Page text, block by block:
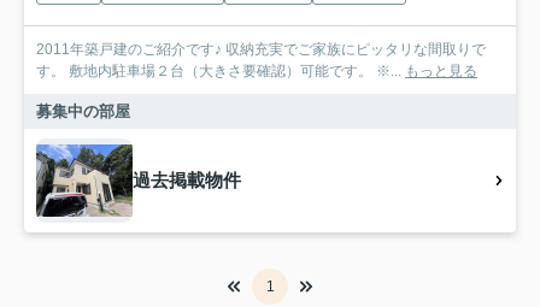
2011年築戸建のご紹介です♪ 収納充実でご家族にピッタリな間取りで
す。 敷地内駐車場２台（大きさ要確認）可能です。 ※... もっと見る
募集中の部屋
過去掲載物件
1